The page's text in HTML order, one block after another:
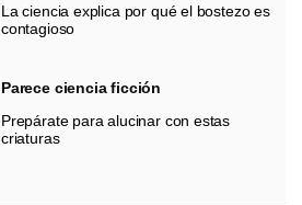
La ciencia explica por qué el bostezo es
contagioso
Parece ciencia ficción
Prepárate para alucinar con estas
criaturas